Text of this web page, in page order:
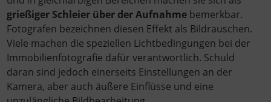
grießiger Schleier über der Aufnahme bemerkbar.
Fotografen bezeichnen diesen Effekt als Bildrauschen.
Viele machen die speziellen Lichtbedingungen bei der
Immobilienfotografie dafür verantwortlich. Schuld
daran sind jedoch einerseits Einstellungen an der
Kamera, aber auch äußere Einflüsse und eine